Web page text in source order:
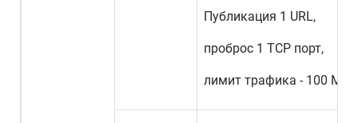
Публикация 1 URL,
проброс 1 TCP порт,
лимит трафика - 100